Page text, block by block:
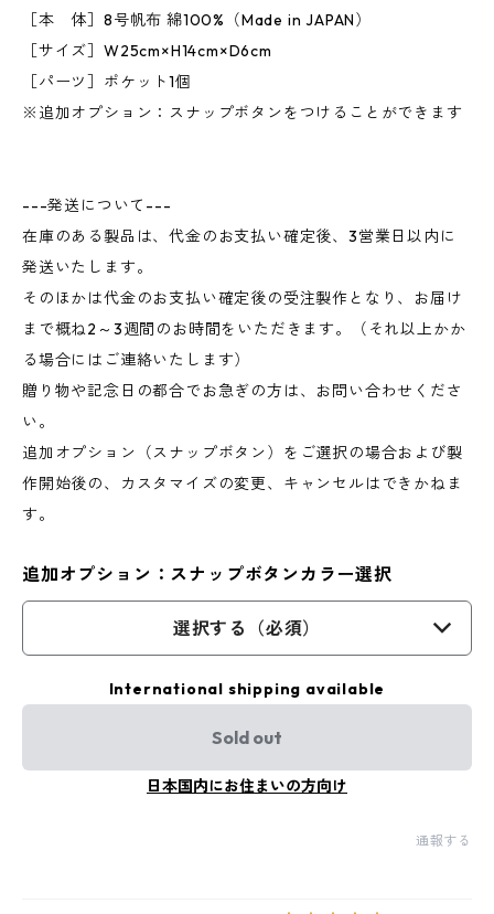
［本 体］8号帆布 綿100%（Made in JAPAN）
［サイズ］W25cm×H14cm×D6cm
［パーツ］ポケット1個
※追加オプション：スナップボタンをつけることができます
---発送について---
在庫のある製品は、代金のお支払い確定後、3営業日以内に
発送いたします。
そのほかは代金のお支払い確定後の受注製作となり、お届け
まで概ね2～3週間のお時間をいただきます。（それ以上かか
る場合にはご連絡いたします）
贈り物や記念日の都合でお急ぎの方は、お問い合わせくださ
い。
追加オプション（スナップボタン）をご選択の場合および製
作開始後の、カスタマイズの変更、キャンセルはできかねま
す。
追加オプション：スナップボタンカラー選択
選択する（必須）
International shipping available
Sold out
日本国内にお住まいの方向け
通報する